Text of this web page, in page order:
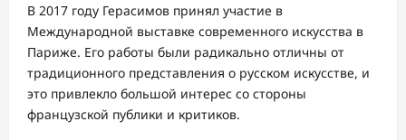
В 2017 году Герасимов принял участие в
Международной выставке современного искусства в
Париже. Его работы были радикально отличны от
традиционного представления о русском искусстве, и
это привлекло большой интерес со стороны
французской публики и критиков.